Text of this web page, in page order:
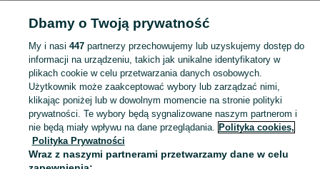
Popularne wyszukiwania
Skorzystaj z największego serwisu ogłoszeniowego - Osiedle Niewiadów i okolice! Kupuj to, czego pragniesz i sprzedawaj to, czego już nie potrzebujesz!
Mapa kategorii
Mapa miejscowości
Mapa ministron
Popularne wyszukiwania
Dbamy o Twoją prywatność
My i nasi 447partnerzy przechowujemy lub uzyskujemy dostęp do
informacji na urządzeniu, takich jak unikalne identyfikatory w
plikach cookie w celu przetwarzania danych osobowych.
Użytkownik może zaakceptować wybory lub zarządzać nimi,
klikając poniżej lub w dowolnym momencie na stronie polityki
prywatności. Te wybory będą sygnalizowane naszym partnerom i
nie będą miały wpływu na dane przeglądania. Polityka cookies,
Polityka Prywatności
Wraz z naszymi partnerami przetwarzamy dane w celu